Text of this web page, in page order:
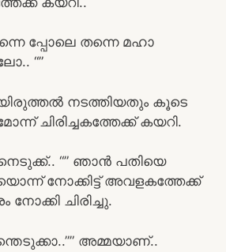
പ്പോലെ തന്നെ മഹാ
“”
നടത്തിയതും കൂടെ
ചിരിച്ചകത്തേക്ക് കയറി.
“” ഞാൻ പതിയെ
നോക്കിട്ട് അവളകത്തേക്ക്
നോക്കി ചിരിച്ചു.
അമ്മയാണ്..